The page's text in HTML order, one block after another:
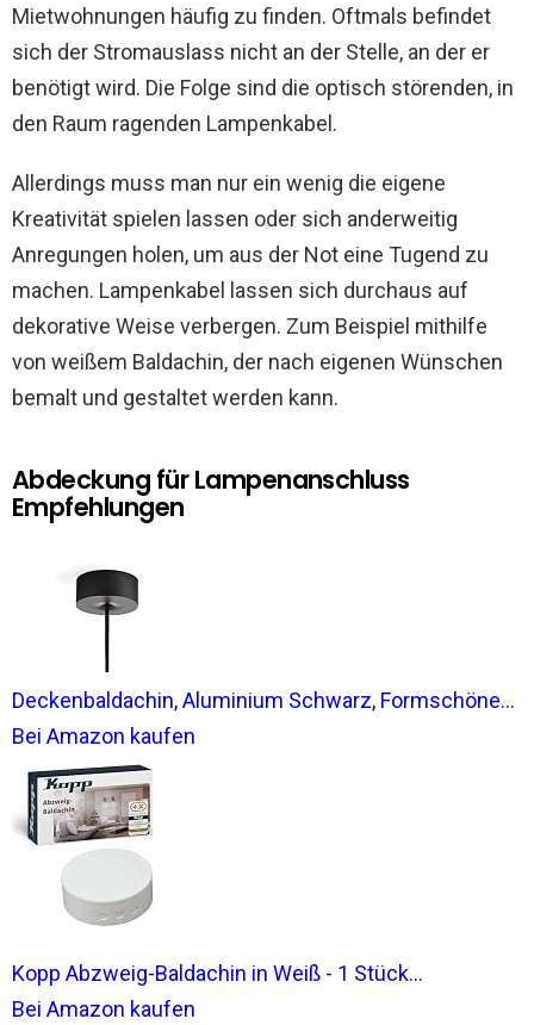
Mietwohnungen häufig zu finden. Oftmals befindet
sich der Stromauslass nicht an der Stelle, an der er
benötigt wird. Die Folge sind die optisch störenden, in
den Raum ragenden Lampenkabel.
Allerdings muss man nur ein wenig die eigene
Kreativität spielen lassen oder sich anderweitig
Anregungen holen, um aus der Not eine Tugend zu
machen. Lampenkabel lassen sich durchaus auf
dekorative Weise verbergen. Zum Beispiel mithilfe
von weißem Baldachin, der nach eigenen Wünschen
bemalt und gestaltet werden kann.
Abdeckung für Lampenanschluss
Empfehlungen
Deckenbaldachin, Aluminium Schwarz, Formschöne...
Bei Amazon kaufen
Kopp Abzweig-Baldachin in Weiß - 1 Stück...
Bei Amazon kaufen